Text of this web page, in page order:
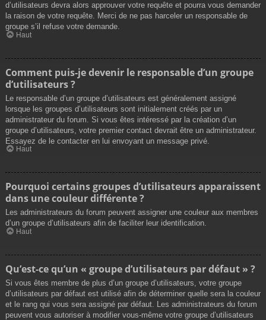
d’utilisateurs devra alors approuver votre requête et pourra vous demander
la raison de votre requête. Merci de ne pas harceler un responsable de
groupe s’il refuse votre demande.
Haut
Comment puis-je devenir le responsable d’un groupe
d’utilisateurs ?
Le responsable d’un groupe d’utilisateurs est généralement assigné
lorsque les groupes d’utilisateurs sont initialement créés par un
administrateur du forum. Si vous êtes intéressé par la création d’un
groupe d’utilisateurs, votre premier contact devrait être un administrateur.
Essayez de le contacter en lui envoyant un message privé.
Haut
Pourquoi certains groupes d’utilisateurs apparaissent
dans une couleur différente ?
Les administrateurs du forum peuvent assigner une couleur aux membres
d’un groupe d’utilisateurs afin de faciliter leur identification.
Haut
Qu’est-ce qu’un « groupe d’utilisateurs par défaut » ?
Si vous êtes membre de plus d’un groupe d’utilisateurs, votre groupe
d’utilisateurs par défaut est utilisé afin de déterminer quelle sera la couleur
et le rang qui vous sera assigné par défaut. Les administrateurs du forum
peuvent vous autoriser à modifier vous-même votre groupe d’utilisateurs